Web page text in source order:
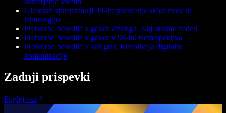
Glasovni sintetizatorji 90-ih: potovanje skozi zvok in
tehnologijo
Pretvorba besedila v govor Zhongli: Kaj morate vedeti
Pretvorba besedila v govor v 90-ih: Retrospektiva
Pretvorba besedila v vaš glas: Revolucija digitalne
komunikacije
Zadnji prispevki
Poglej vse